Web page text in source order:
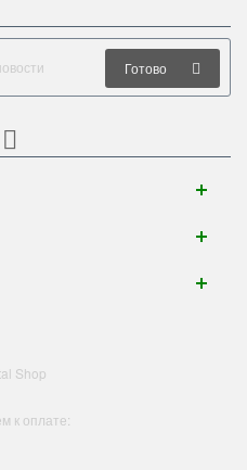
Готово
Shop
к оплате: